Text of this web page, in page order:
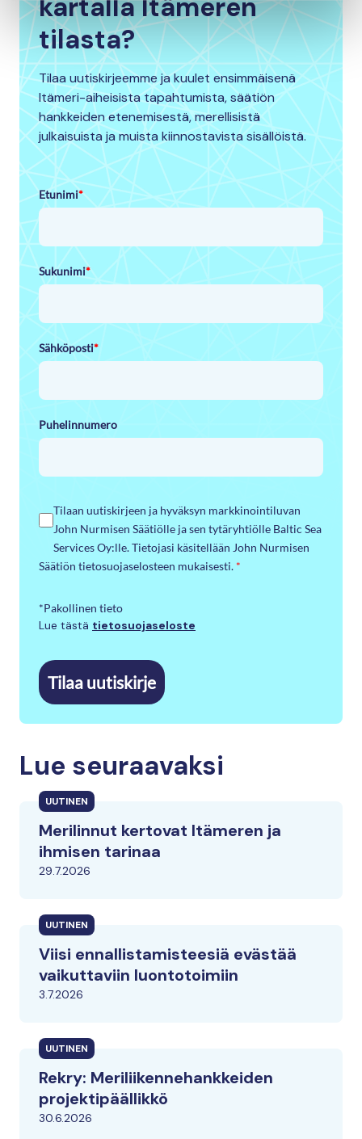
kartalla Itämeren
tilasta?
Tilaa uutiskirjeemme ja kuulet ensimmäisenä
Itämeri-aiheisista tapahtumista, säätiön
hankkeiden etenemisestä, merellisistä
julkaisuista ja muista kiinnostavista sisällöistä.
Etunimi*
Sukunimi*
Sähköposti*
Puhelinnumero
Tilaan uutiskirjeen ja hyväksyn markkinointiluvan
John Nurmisen Säätiölle ja sen tytäryhtiölle Baltic Sea
Services Oy:lle. Tietojasi käsitellään John Nurmisen
Säätiön tietosuojaselosteen mukaisesti. *
*Pakollinen tieto
Lue tästä tietosuojaseloste
Tilaa uutiskirje
Lue seuraavaksi
UUTINEN
Merilinnut kertovat Itämeren ja
ihmisen tarinaa
29.7.2026
UUTINEN
Viisi ennallistamisteesiä evästää
vaikuttaviin luontotoimiin
3.7.2026
UUTINEN
Rekry: Meriliikennehankkeiden
projektipäällikkö
30.6.2026